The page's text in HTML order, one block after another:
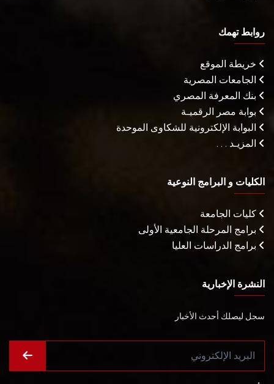
روابط تهمك
خريطة الموقع
الجامعات المصرية
بنك المعرفة المصري
بوابة مصر الرقميـة
البوابة الإلكترونية للشكاوى الموحدة
المزيـد . . .
الكليات و البرامج النوعية
كليات الجامعة
برامج المرحلة الجامعية الأولى
برامج الدراسات العليا
النشرة الإخبارية
سجل ليصلك أحدث الأخبار